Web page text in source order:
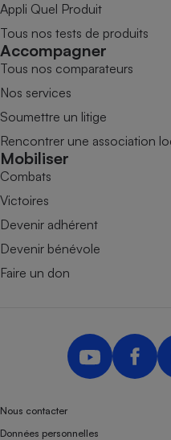
Appli Quel Produit
Tous nos tests de produits
Accompagner
Tous nos comparateurs
Nos services
Soumettre un litige
Rencontrer une association
Mobiliser
Combats
Victoires
Devenir adhérent
Devenir bénévole
Faire un don
Nous contacter
Données personnelles